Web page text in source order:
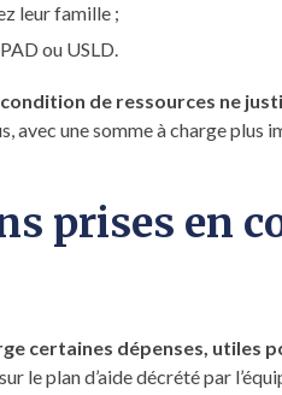
leur famille ;
ou USLD.
de ressources ne
avec une somme à charge
prises en
certaines dépenses, utiles
le plan d’aide décrété par